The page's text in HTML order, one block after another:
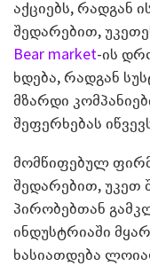
აქციებს, რადგან
შედარებით,
Bear market-ის
ხდება, რადგან
მზარდი
შეფერხებას
მომწიფებულ
შედარებით, უკეთ
პირობებთან
ინდუსტრიაში
ხასიათდება